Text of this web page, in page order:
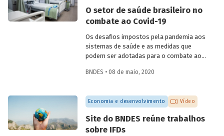
Um dos temas abordados foi como o
Estado e as instituições financeiras de
desenvolvimento (IFD) podem atuar para
promover uma retomada do crescimento
em bases sustentáveis, com foco na
inclusão social.
O setor de saúde brasileiro no
combate ao Covid-19
Os desafios impostos pela pandemia aos
sistemas de saúde e as medidas que
podem ser adotadas para o combate ao
por especialistas da área de saúde, em
quarta, dia 6 de maio. A conversa,
transmitida pelo YouTube do Banco,
contou com participações do
coordenador de ações de prospecção da
Fiocruz, Carlos Gadelha, do diretor-
BNDES • 08 de maio, 2020
Economia e desenvolvimento Vídeo
Site do BNDES reúne trabalhos
sobre IFDs